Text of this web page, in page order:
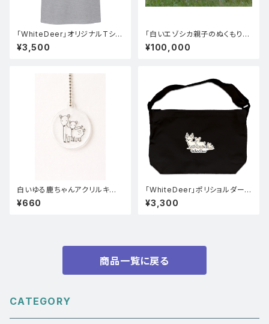
「WhiteDeer」オリジナルTシャ
ツ(グレー)
¥3,500
「白いエゾシカ親子のぬくもり」A
2
¥100,000
白いゆる鹿ちゃんアクリルキー
ホルダー
¥660
「WhiteDeer」ポリショルダーバ
ッグ
¥3,300
商品一覧に戻る
CATEGORY